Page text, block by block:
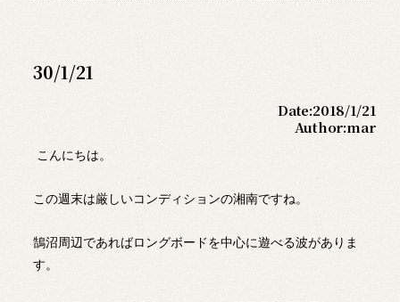
30/1/21
Date:2018/1/21
Author:mar
こんにちは。
この週末は厳しいコンディションの湘南ですね。
鵠沼周辺であればロングボードを中心に遊べる波がありま
す。